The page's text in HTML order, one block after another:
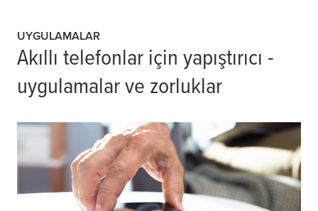
UYGULAMALAR
Akıllı telefonlar için yapıştırıcı -
uygulamalar ve zorluklar